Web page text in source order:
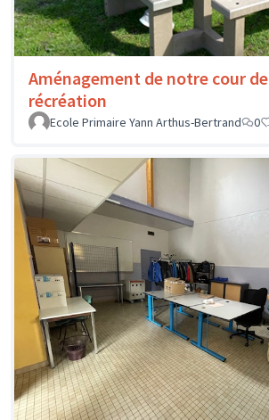
Aménagement de notre cour de
récréation
Ecole Primaire Yann Arthus-Bertrand
0